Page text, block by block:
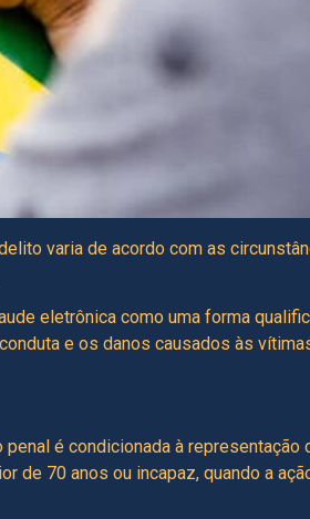
varia de acordo com as
eletrônica como uma forma
e os danos causados às
é condicionada à representação
de 70 anos ou incapaz, quando a